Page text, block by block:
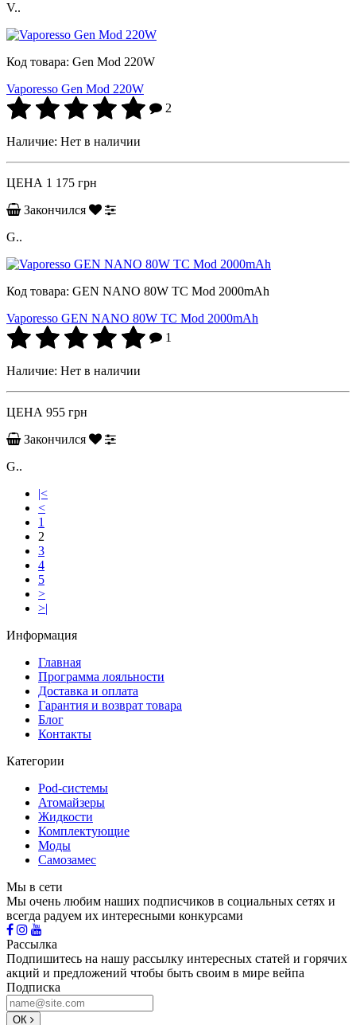
V..
Код товара: Gen Mod 220W
Vaporesso Gen Mod 220W
2
Наличие: Нет в наличии
ЦЕНА 1 175 грн
Закончился
G..
Код товара: GEN NANO 80W TC Mod 2000mAh
Vaporesso GEN NANO 80W TC Mod 2000mAh
1
Наличие: Нет в наличии
ЦЕНА 955 грн
Закончился
G..
|<
<
1
2
3
4
5
>
>|
Информация
Главная
Программа лояльности
Доставка и оплата
Гарантия и возврат товара
Блог
Контакты
Категории
Pod-системы
Атомайзеры
Жидкости
Комплектующие
Моды
Самозамес
Мы в сети
Мы очень любим наших подписчиков в социальных сетях и
всегда радуем их интересными конкурсами
Рассылка
Подпишитесь на нашу рассылку интересных статей и горячих
акций и предложений чтобы быть своим в мире вейпа
Подписка
ОК